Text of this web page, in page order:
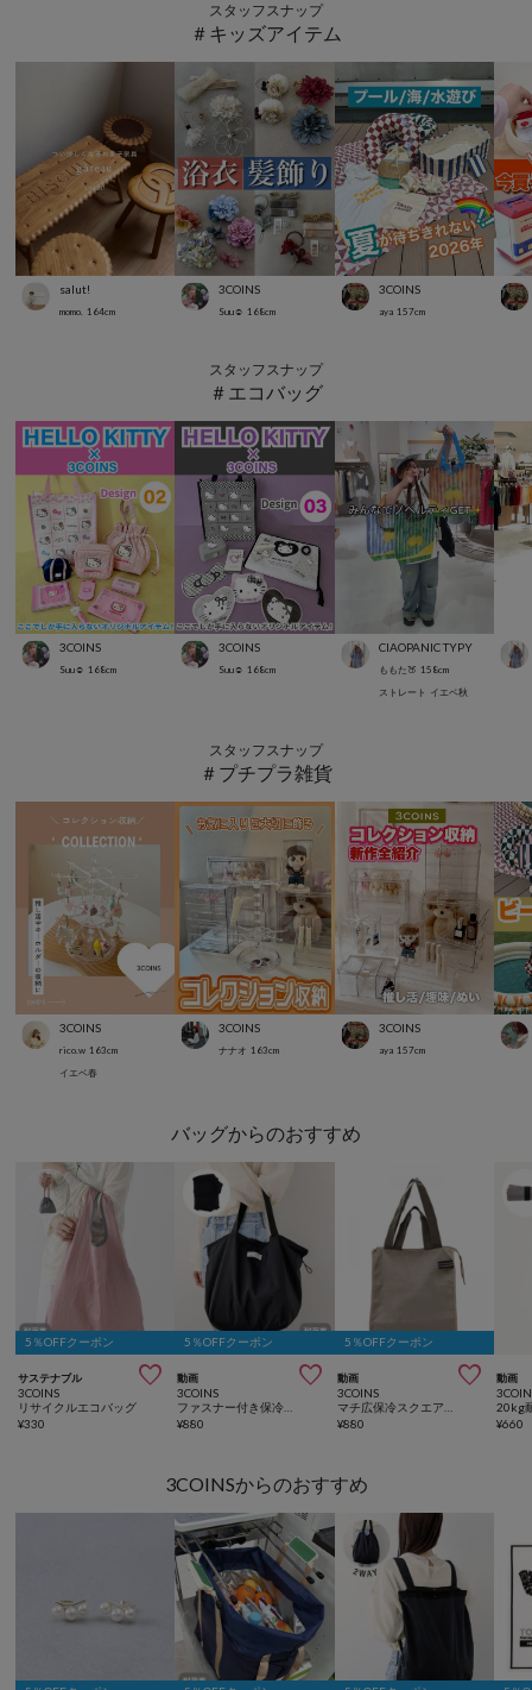
スタッフスナップ
＃キッズアイテム
salut!
momo. 164cm
3COINS
Suu☺︎ 168cm
3COINS
aya 157cm
スタッフスナップ
＃エコバッグ
3COINS
Suu☺︎ 168cm
3COINS
Suu☺︎ 168cm
CIAOPANIC TYPY
ももた🍑 158cm
ストレート イエベ秋
スタッフスナップ
＃プチプラ雑貨
3COINS
rico.w 163cm
イエベ春
3COINS
ナナオ 163cm
3COINS
aya 157cm
バッグからのおすすめ
5％OFFクーポン
サステナブル 
3COINS
リサイクルエコバッグ
¥330
5％OFFクーポン
動画 
3COINS
¥880
5％OFFクーポン
動画 
3COINS
¥880
動画
¥660
3COINSからのおすすめ